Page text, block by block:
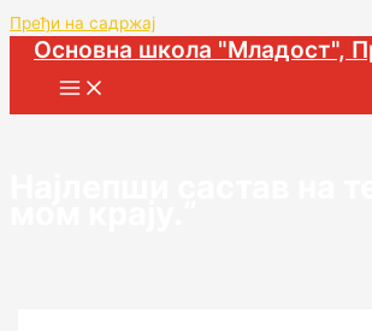
Пређи на садржај
Основна школа "Младост",